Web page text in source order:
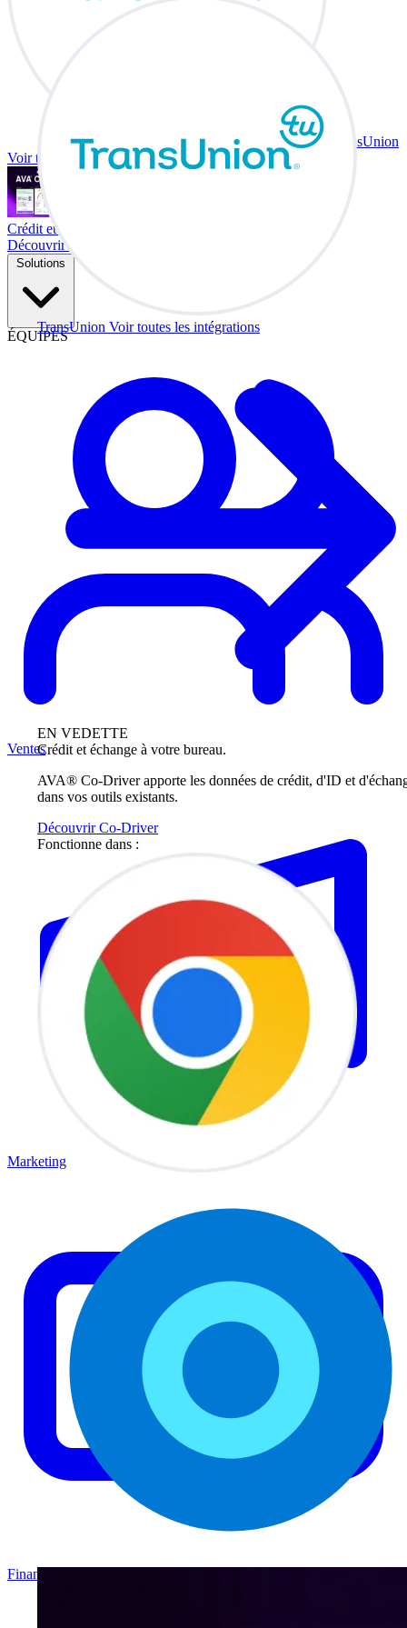
TransUnion Voir toutes les intégrations
EN VEDETTE
Crédit et échange à votre bureau.
AVA® Co-Driver apporte les données de crédit, d'ID et
dans vos outils existants.
Découvrir Co-Driver
Fonctionne dans :
TransUnion
Voir toutes les intégrations
Crédit et échange à votre bureau.
Découvrir Co-Driver
Solutions
ÉQUIPES
Ventes
Marketing
Finance